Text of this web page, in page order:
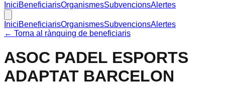
IniciBeneficiarisOrganismesSubvencionsAlertes
IniciBeneficiarisOrganismesSubvencionsAlertes
← Torna al rànquing de beneficiaris
ASOC PADEL ESPORTS
ADAPTAT BARCELON